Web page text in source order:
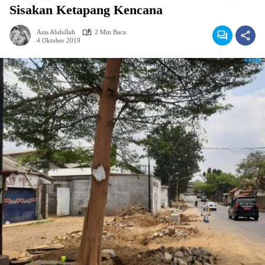
Sisakan Ketapang Kencana
Azis Abdullah
2 Min Baca
4 Oktober 2019